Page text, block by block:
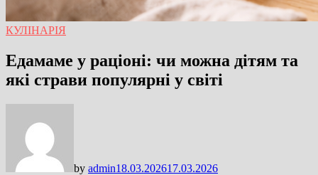
КУЛІНАРІЯ
Едамаме у раціоні: чи можна дітям та
які страви популярні у світі
by admin18.03.202617.03.2026